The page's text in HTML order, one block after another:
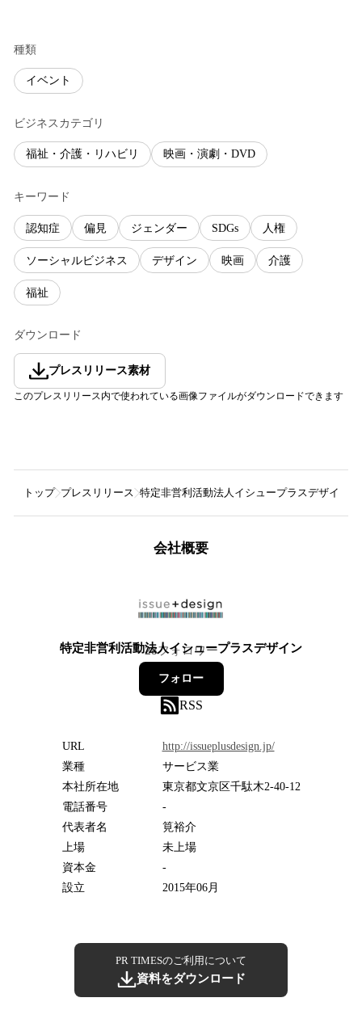
種類
イベント
ビジネスカテゴリ
福祉・介護・リハビリ 映画・演劇・DVD
キーワード
認知症 偏見 ジェンダー SDGs 人権
ソーシャルビジネス デザイン 映画 介護
福祉
ダウンロード
プレスリリース素材
このプレスリリース内で使われている画像ファイルがダウンロードできます
トップ プレスリリース 特定非営利活動法人イシュープラスデザイン
会社概要
特定非営利活動法人イシュープラスデザイン
28フォロワー
フォロー
RSS
URL
http://issueplusdesign.jp/
業種
サービス業
本社所在地
東京都文京区千駄木2-40-12
電話番号
-
代表者名
筧裕介
上場
未上場
資本金
-
設立
2015年06月
PR TIMESのご利用について
資料をダウンロード